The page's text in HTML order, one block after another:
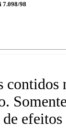
7.098/98
de